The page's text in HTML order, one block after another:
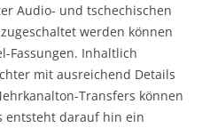
Audio- und tschechischen
werden können
Fassungen. Inhaltlich
mit ausreichend Details
Transfers können
entsteht darauf hin ein